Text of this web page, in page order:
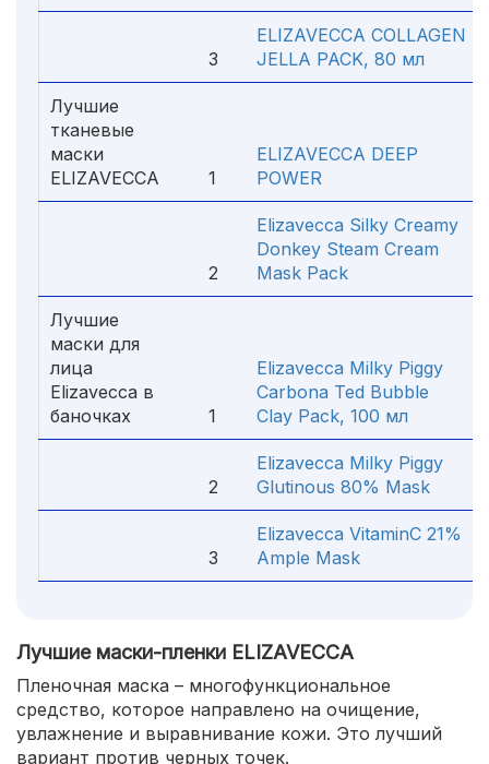
3
ELIZAVECCA COLLAGEN
JELLA PACK, 80 мл
Лучшие
тканевые
маски
ELIZAVECCA
1
ELIZAVECCA DEEP
POWER
2
Elizavecca Silky Creamy
Donkey Steam Cream
Mask Pack
Лучшие
маски для
лица
Elizavecca в
баночках
1
Elizavecca Milky Piggy
Carbona Ted Bubble
Clay Pack, 100 мл
2
Elizavecca Milky Piggy
Glutinous 80% Mask
3
Elizavecca VitaminC 21%
Ample Mask
Лучшие маски-пленки ELIZAVECCA
Пленочная маска – многофункциональное
средство, которое направлено на очищение,
увлажнение и выравнивание кожи. Это лучший
вариант против черных точек.